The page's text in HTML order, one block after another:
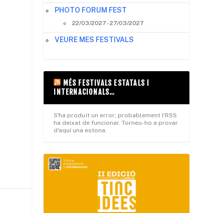
PHOTO FORUM FEST
22/03/2027 - 27/03/2027
VEURE MES FESTIVALS
MÉS FESTIVALS ESTATALS I
INTERNACIONALS…
S'ha produït un error; probablement l'RSS
ha deixat de funcionar. Torneu-ho a provar
d'aquí una estona.